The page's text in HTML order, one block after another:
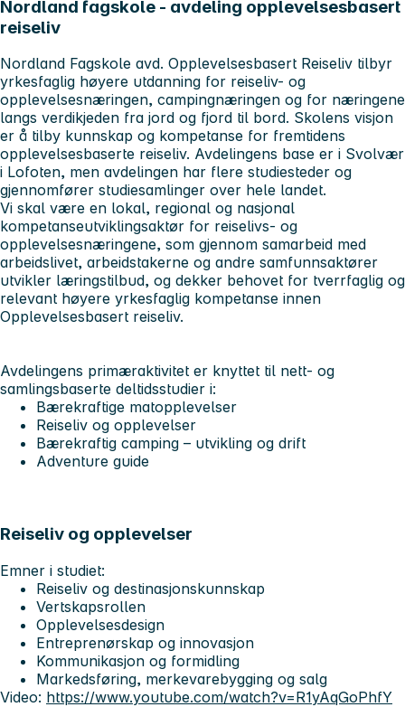
Nordland fagskole - avdeling opplevelsesbasert
reiseliv
Nordland Fagskole avd. Opplevelsesbasert Reiseliv tilbyr
yrkesfaglig høyere utdanning for reiseliv- og
opplevelsesnæringen, campingnæringen og for næringene
langs verdikjeden fra jord og fjord til bord. Skolens visjon
er å tilby kunnskap og kompetanse for fremtidens
opplevelsesbaserte reiseliv. Avdelingens base er i Svolvær
i Lofoten, men avdelingen har flere studiesteder og
gjennomfører studiesamlinger over hele landet.
Vi skal være en lokal, regional og nasjonal
kompetanseutviklingsaktør for reiselivs- og
opplevelsesnæringene, som gjennom samarbeid med
arbeidslivet, arbeidstakerne og andre samfunnsaktører
utvikler læringstilbud, og dekker behovet for tverrfaglig og
relevant høyere yrkesfaglig kompetanse innen
Opplevelsesbasert reiseliv.
Avdelingens primæraktivitet er knyttet til nett- og
samlingsbaserte deltidsstudier i:
Bærekraftige matopplevelser
Reiseliv og opplevelser
Bærekraftig camping – utvikling og drift
Adventure guide
Reiseliv og opplevelser
Emner i studiet:
Reiseliv og destinasjonskunnskap
Vertskapsrollen
Opplevelsesdesign
Entreprenørskap og innovasjon
Kommunikasjon og formidling
Markedsføring, merkevarebygging og salg
Video: https://www.youtube.com/watch?v=R1yAqGoPhfY